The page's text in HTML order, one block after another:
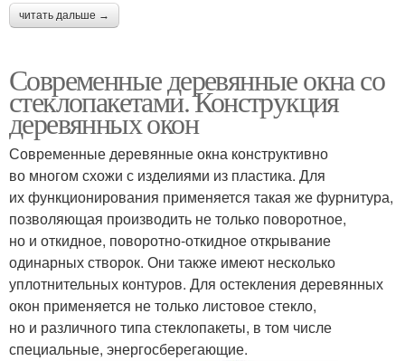
читать дальше →
Современные деревянные окна со
стеклопакетами. Конструкция
деревянных окон
Современные деревянные окна конструктивно
во многом схожи с изделиями из пластика. Для
их функционирования применяется такая же фурнитура,
позволяющая производить не только поворотное,
но и откидное, поворотно-откидное открывание
одинарных створок. Они также имеют несколько
уплотнительных контуров. Для остекления деревянных
окон применяется не только листовое стекло,
но и различного типа стеклопакеты, в том числе
специальные, энергосберегающие.